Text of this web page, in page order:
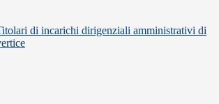
di incarichi dirigenziali amministrativi di